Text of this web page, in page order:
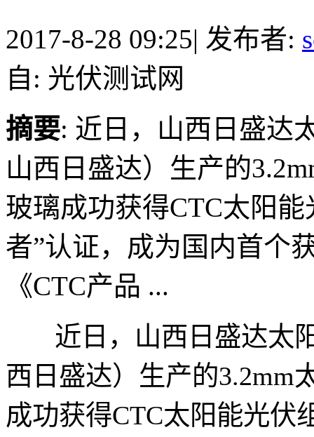
2017-8-28 09:25| 发布者:
自: 光伏测试网
摘要: 近日，山西日盛达
山西日盛达）生产的
玻璃成功获得CTC太阳
者”认证，成为国内首个
《CTC产品 ...
近日，山西日盛达太阳
西日盛达）生产的3.2mm
成功获得CTC太阳能光伏